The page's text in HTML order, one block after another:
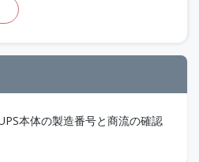
本体の製造番号と商流の確認